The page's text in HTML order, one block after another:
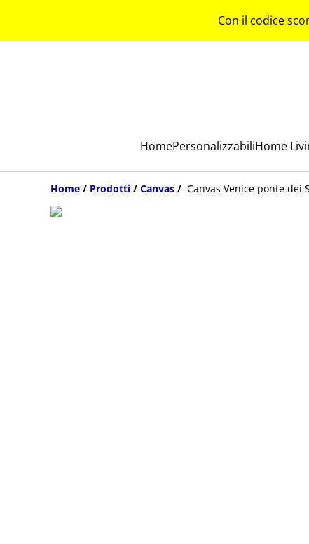
Con il codice
HomePersonalizzabiliHome
Home / Prodotti / Canvas / Canvas Venice ponte dei